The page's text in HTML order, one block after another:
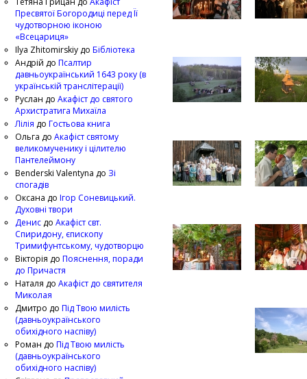
Пресвятої Богородиці перед Її
чудотворною іконою
«Всецариця»
Ilya Zhitomirskiy до Бібліотека
Андрій до Псалтир
давньоукраїнський 1643 року (в
українській транслітерації)
Руслан до Акафіст до святого
Архистратига Михаїла
Лілія до Гостьова книга
Ольга до Акафіст святому
великомученику і цілителю
Пантелеймону
Benderski Valentyna до Зі
спогадів
Оксана до Ігор Соневицький.
Духовні твори
Денис до Акафіст свт.
Спиридону, єпископу
Тримифунтському, чудотворцю
Вікторія до Пояснення, поради
до Причастя
Наталя до Акафіст до святителя
Миколая
Дмитро до Під Твою милість
(давньоукраїнського
обихідного наспіву)
Роман до Під Твою милість
(давньоукраїнського
обихідного наспіву)